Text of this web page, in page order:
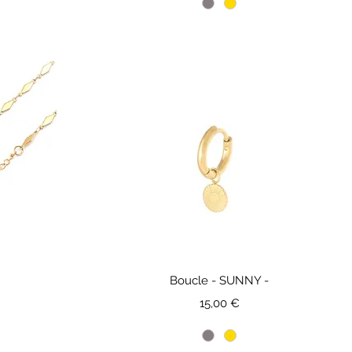
Boucle - SUNNY -
Prix
15,00 €